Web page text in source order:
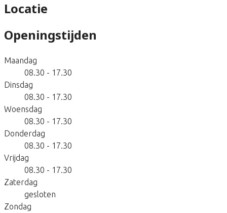
Locatie
Openingstijden
Maandag
08.30 - 17.30
Dinsdag
08.30 - 17.30
Woensdag
08.30 - 17.30
Donderdag
08.30 - 17.30
Vrijdag
08.30 - 17.30
Zaterdag
gesloten
Zondag